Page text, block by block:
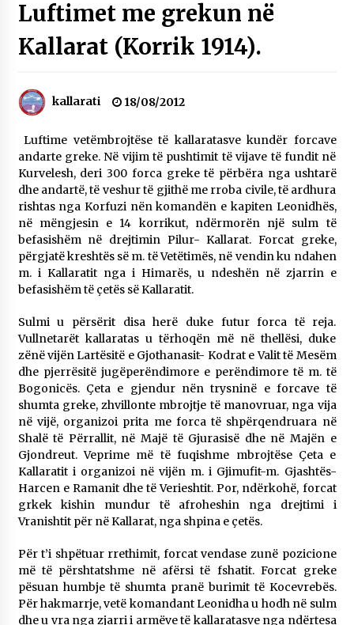
07/07/2026
SI U ARRIT TË REALIZOHEJ PERLA FOLKLORIKE
“JANINËS Ç’I PANË SYTË”
NË KALLARAT, NË “FSHATIN E DJEGUR” U
ZHVILLUA EDICIONI I TRETË I PIKNIKU
26/05/2026
Gazeta Kallarati nr. 117
03/05/2026
Gazeta Kallarati nr. 116
28/01/2026
Mbi kockat e martirëve ngrihet Atdheu
17/10/2025
Gazeta Kallarati nr. 115
14/10/2025
Faksimilet e një 83 vjetori lufte: Çfarë shkruan
Vexhi Buharaja për Heroin e Popullit, Mumin
Selami.
04/10/2025
KALLARATI NË AKSIONET KOMBËTARE PËR
RINDËRTIMIN E VENDIT – NGA ÇIZE XHAFERAJ
22/09/2025
KALLARATIN SI MËSUES I MATEMATIKËS, POR
12/09/2025
Gazeta Kallarati nr. 114
06/02/2025
Luftimet me grekun në
Kallarat (Korrik 1914).
kallarati 18/08/2012
Luftime vetëmbrojtëse të kallaratasve kundër forcave
andarte greke. Në vijim të pushtimit të vijave të fundit në
Kurvelesh, deri 300 forca greke të përbëra nga ushtarë
dhe andartë, të veshur të gjithë me rroba civile, të ardhura
rishtas nga Korfuzi nën komandën e kapiten Leonidhës,
në mëngjesin e 14 korrikut, ndërmorën një sulm të
befasishëm në drejtimin Pilur- Kallarat. Forcat greke,
përgjatë kreshtës së m. të Vetëtimës, në vendin ku ndahen
m. i Kallaratit nga i Himarës, u ndeshën në zjarrin e
befasishëm të çetës së Kallaratit.
Sulmi u përsërit disa herë duke futur forca të reja.
Vullnetarët kallaratas u tërhoqën më në thellësi, duke
zënë vijën Lartësitë e Gjothanasit- Kodrat e Valit të Mesëm
dhe pjerrësitë jugëperëndimore e perëndimore të m. të
Bogonicës. Çeta e gjendur nën trysninë e forcave të
shumta greke, zhvillonte mbrojtje të manovruar, nga vija
në vijë, organizoi prita me forca të shpërqendruara në
Shalë të Përrallit, në Majë të Gjurasisë dhe në Majën e
Gjondreut. Veprime më të fuqishme mbrojtëse Çeta e
Kallaratit i organizoi në vijën m. i Gjimufit-m. Gjashtës-
Harcen e Ramanit dhe të Verieshtit. Por, ndërkohë, forcat
grkek kishin mundur të afroheshin nga drejtimi i
Vranishtit për në Kallarat, nga shpina e çetës.
Për t’i shpëtuar rrethimit, forcat vendase zunë pozicione
më të përshtatshme në afërsi të fshatit. Forcat greke
pësuan humbje të shumta pranë burimit të Kocevrebës.
Për hakmarrje, vetë komandant Leonidha u hodh në sulm
dhe u vra nga zjarri i armëve të kallaratasve nga ndërtesa